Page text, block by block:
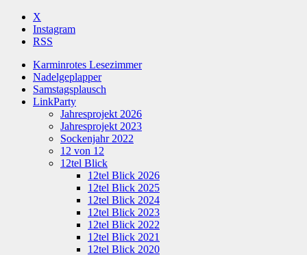
X
Instagram
RSS
Karminrotes Lesezimmer
Nadelgeplapper
Samstagsplausch
LinkParty
Jahresprojekt 2026
Jahresprojekt 2023
Sockenjahr 2022
12 von 12
12tel Blick
12tel Blick 2026
12tel Blick 2025
12tel Blick 2024
12tel Blick 2023
12tel Blick 2022
12tel Blick 2021
12tel Blick 2020